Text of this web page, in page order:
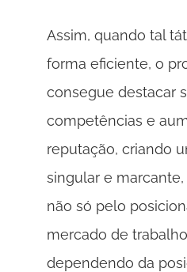
Assim, quando tal
forma eficiente, o
consegue destacar
competências e
reputação, criando
singular e
não só pelo
mercado de
dependendo da